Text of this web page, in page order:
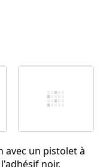
avec un pistolet à
noir.